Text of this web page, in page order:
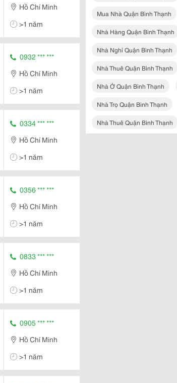
Hồ Chí Minh
>1 năm
0932 *** ***
Hồ Chí Minh
>1 năm
0334 *** ***
Hồ Chí Minh
>1 năm
0356 *** ***
Hồ Chí Minh
>1 năm
0833 *** ***
Hồ Chí Minh
>1 năm
0905 *** ***
Hồ Chí Minh
>1 năm
Mua Nhà Quận Bình Thạnh
Nhà Hàng Quận Bình Thạnh
Nhà Nghỉ Quận Bình Thạnh
Nhà Thuê Quận Bình Thạnh
Nhà Ở Quận Bình Thạnh
Nhà Trọ Quận Bình Thạnh
Nhà Thuê Quận Bình Thạnh